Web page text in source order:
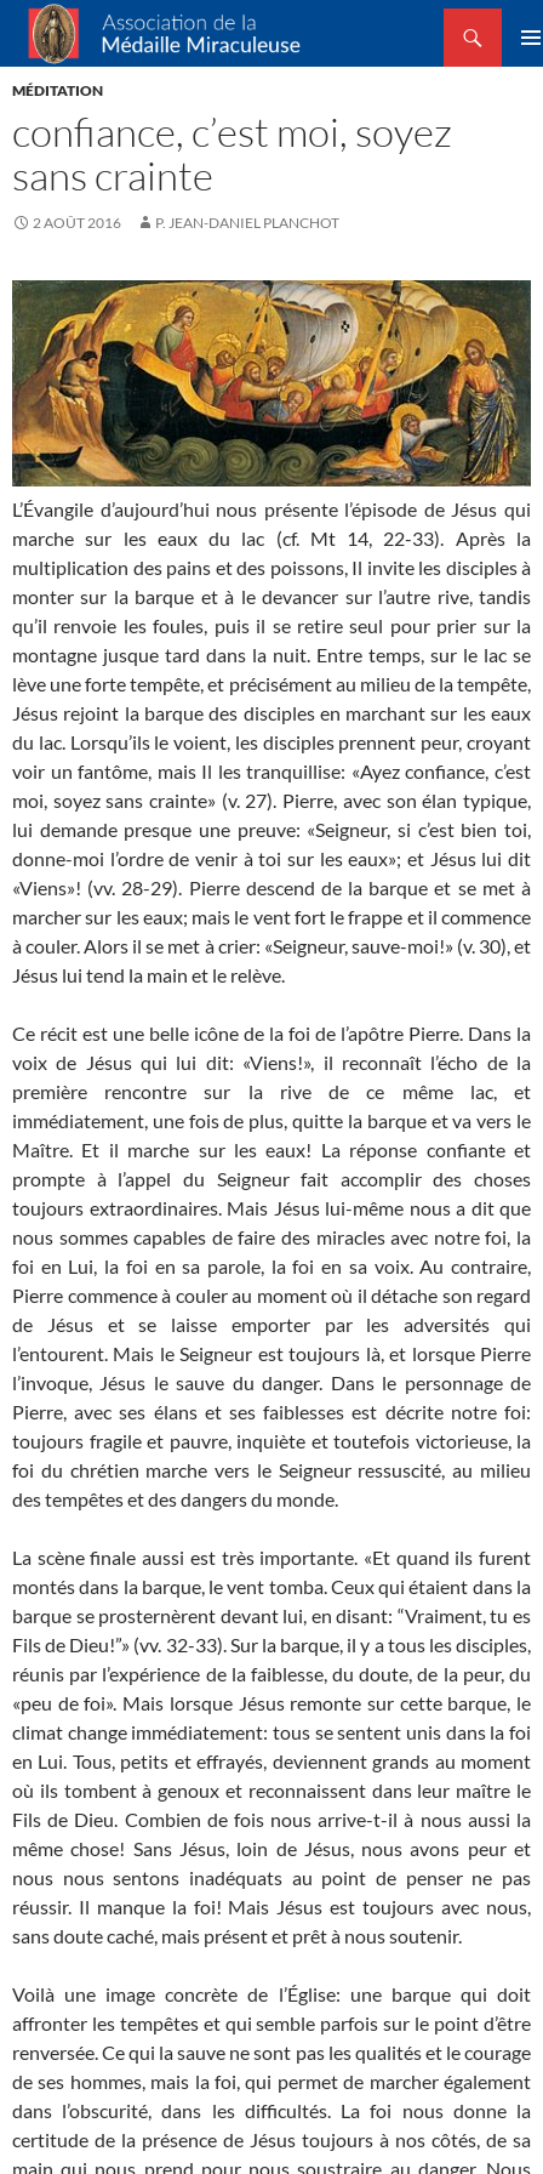
Association de la Médaille Miraculeuse
Recherche
ALLER
AU
MÉDITATION
confiance, c’est moi, soyez
sans crainte
2 AOÛT 2016 P. JEAN-DANIEL PLANCHOT
L’Évangile d’aujourd’hui nous présente l’épisode de Jésus qui
marche sur les eaux du lac (cf. Mt 14, 22-33). Après la
multiplication des pains et des poissons, Il invite les disciples à
monter sur la barque et à le devancer sur l’autre rive, tandis
qu’il renvoie les foules, puis il se retire seul pour prier sur la
montagne jusque tard dans la nuit. Entre temps, sur le lac se
lève une forte tempête, et précisément au milieu de la tempête,
Jésus rejoint la barque des disciples en marchant sur les eaux
du lac. Lorsqu’ils le voient, les disciples prennent peur, croyant
voir un fantôme, mais Il les tranquillise: «Ayez confiance, c’est
moi, soyez sans crainte» (v. 27). Pierre, avec son élan typique,
lui demande presque une preuve: «Seigneur, si c’est bien toi,
donne-moi l’ordre de venir à toi sur les eaux»; et Jésus lui dit
«Viens»! (vv. 28-29). Pierre descend de la barque et se met à
marcher sur les eaux; mais le vent fort le frappe et il commence
à couler. Alors il se met à crier: «Seigneur, sauve-moi!» (v. 30), et
Jésus lui tend la main et le relève.
Ce récit est une belle icône de la foi de l’apôtre Pierre. Dans la
voix de Jésus qui lui dit: «Viens!», il reconnaît l’écho de la
première rencontre sur la rive de ce même lac, et
immédiatement, une fois de plus, quitte la barque et va vers le
Maître. Et il marche sur les eaux! La réponse confiante et
prompte à l’appel du Seigneur fait accomplir des choses
toujours extraordinaires. Mais Jésus lui-même nous a dit que
nous sommes capables de faire des miracles avec notre foi, la
foi en Lui, la foi en sa parole, la foi en sa voix. Au contraire,
Pierre commence à couler au moment où il détache son regard
de Jésus et se laisse emporter par les adversités qui
l’entourent. Mais le Seigneur est toujours là, et lorsque Pierre
l’invoque, Jésus le sauve du danger. Dans le personnage de
Pierre, avec ses élans et ses faiblesses est décrite notre foi:
toujours fragile et pauvre, inquiète et toutefois victorieuse, la
foi du chrétien marche vers le Seigneur ressuscité, au milieu
des tempêtes et des dangers du monde.
La scène finale aussi est très importante. «Et quand ils furent
montés dans la barque, le vent tomba. Ceux qui étaient dans la
barque se prosternèrent devant lui, en disant: “Vraiment, tu es
Fils de Dieu!”» (vv. 32-33). Sur la barque, il y a tous les disciples,
réunis par l’expérience de la faiblesse, du doute, de la peur, du
«peu de foi». Mais lorsque Jésus remonte sur cette barque, le
climat change immédiatement: tous se sentent unis dans la foi
en Lui. Tous, petits et effrayés, deviennent grands au moment
où ils tombent à genoux et reconnaissent dans leur maître le
Fils de Dieu. Combien de fois nous arrive-t-il à nous aussi la
même chose! Sans Jésus, loin de Jésus, nous avons peur et
nous nous sentons inadéquats au point de penser ne pas
réussir. Il manque la foi! Mais Jésus est toujours avec nous,
sans doute caché, mais présent et prêt à nous soutenir.
Voilà une image concrète de l’Église: une barque qui doit
affronter les tempêtes et qui semble parfois sur le point d’être
renversée. Ce qui la sauve ne sont pas les qualités et le courage
de ses hommes, mais la foi, qui permet de marcher également
dans l’obscurité, dans les difficultés. La foi nous donne la
certitude de la présence de Jésus toujours à nos côtés, de sa
main qui nous prend pour nous soustraire au danger. Nous